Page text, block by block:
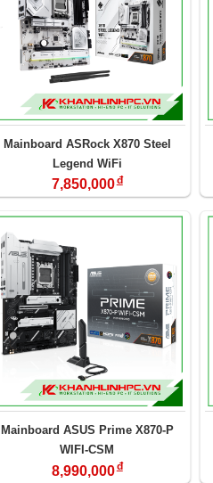
Mainboard ASRock X870 Steel
Legend WiFi
7,850,000đ
Mainboard ASUS Prime X870-P
WIFI-CSM
8,990,000đ